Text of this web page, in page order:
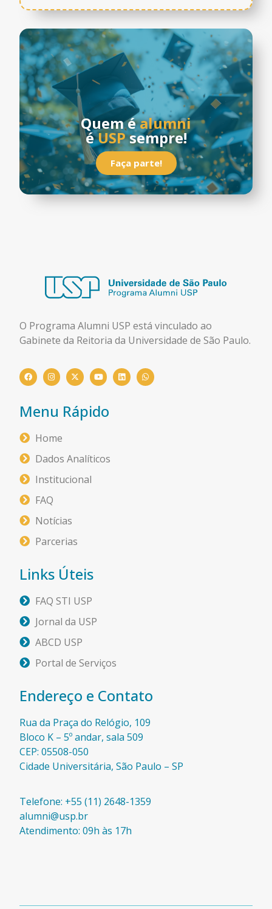
Quem éalumni
éUSPsempre!
Faça parte!
O Programa Alumni USP está vinculado ao
Gabinete da Reitoria da Universidade de São Paulo.
Menu Rápido
Home
Dados Analíticos
Institucional
FAQ
Notícias
Parcerias
Links Úteis
FAQ STI USP
Jornal da USP
ABCD USP
Portal de Serviços
Endereço e Contato
Rua da Praça do Relógio, 109
Bloco K – 5º andar, sala 509
CEP: 05508-050
Cidade Universitária, São Paulo – SP​
Telefone: +55 (11) 2648-1359
alumni@usp.br
Atendimento: 09h às 17h